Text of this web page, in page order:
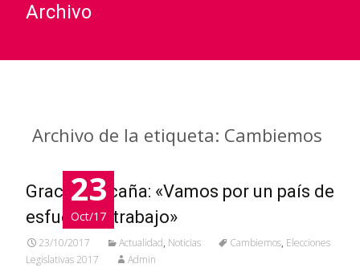
Archivo
Archivo de la etiqueta: Cambiemos
23
Oct/17
Graciela Ocaña: «Vamos por un país de
esfuerzo y trabajo»
23/10/2017 Actualidad, Noticias Cambiemos, Elecciones
Legislativas 2017
Admin